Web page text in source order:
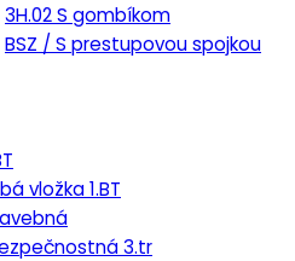
3H.02 S gombíkom
BSZ / S prestupovou spojkou
vložka 1.BT
3.tr